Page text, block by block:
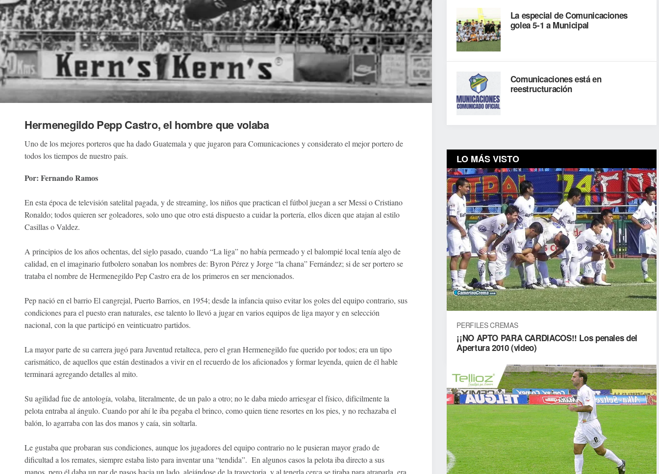
Hermenegildo Pepp Castro, el hombre que volaba
Uno de los mejores porteros que ha dado Guatemala y que jugaron para Comunicaciones y considerato el mejor portero de
todos los tiempos de nuestro país.
Por: Fernando Ramos
En esta época de televisión satelital pagada, y de streaming, los niños que practican el fútbol juegan a ser Messi o Cristiano
Ronaldo; todos quieren ser goleadores, solo uno que otro está dispuesto a cuidar la portería, ellos dicen que atajan al estilo
Casillas o Valdez.
A principios de los años ochentas, del siglo pasado, cuando “La liga” no había permeado y el balompié local tenía algo de
calidad, en el imaginario futbolero sonaban los nombres de: Byron Pérez y Jorge “la chana” Fernández; si de ser portero se
trataba el nombre de Hermenegildo Pep Castro era de los primeros en ser mencionados.
Pep nació en el barrio El cangrejal, Puerto Barrios, en 1954; desde la infancia quiso evitar los goles del equipo contrario, sus
condiciones para el puesto eran naturales, ese talento lo llevó a jugar en varios equipos de liga mayor y en selección
nacional, con la que participó en veinticuatro partidos.
La mayor parte de su carrera jugó para Juventud retalteca, pero el gran Hermenegildo fue querido por todos; era un tipo
carismático, de aquellos que están destinados a vivir en el recuerdo de los aficionados y formar leyenda, quien de él hable
terminará agregando detalles al mito.
Su agilidad fue de antología, volaba, literalmente, de un palo a otro; no le daba miedo arriesgar el físico, difícilmente la
pelota entraba al ángulo. Cuando por ahí le iba pegaba el brinco, como quien tiene resortes en los pies, y no rechazaba el
balón, lo agarraba con las dos manos y caía, sin soltarla.
Le gustaba que probaran sus condiciones, aunque los jugadores del equipo contrario no le pusieran mayor grado de
dificultad a los remates, siempre estaba listo para inventar una “tendida”. En algunos casos la pelota iba directo a sus
La especial de Comunicaciones
golea 5-1 a Municipal
Comunicaciones está en
reestructuración
LO MÁS VISTO
PERFILES CREMAS
¡¡NO APTO PARA CARDIACOS!! Los penales del
Apertura 2010 (video)